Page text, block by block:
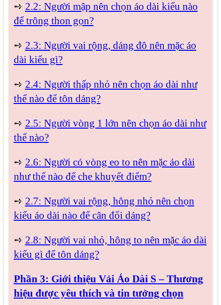
➺ 2.2: Người mập nên chọn áo dài kiểu nào
để trông thon gọn?
➺ 2.3: Người vai rộng, dáng đô nên mặc áo
dài kiểu gì?
➺ 2.4: Người thấp nhỏ nên chọn áo dài như
thế nào để tôn dáng?
➺ 2.5: Người vòng 1 lớn nên chọn áo dài như
thế nào?
➺ 2.6: Người có vòng eo to nên mặc áo dài
như thế nào để che khuyết điểm?
➺ 2.7: Người vai rộng, hông nhỏ nên chọn
kiểu áo dài nào để cân đối dáng?
➺ 2.8: Người vai nhỏ, hông to nên mặc áo dài
kiểu gì để tôn dáng?
Phần 3: Giới thiệu Vải Áo Dài S – Thương
hiệu được yêu thích và tin tưởng chọn